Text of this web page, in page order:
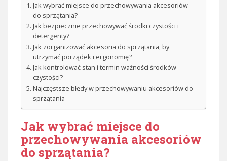
Jak wybrać miejsce do przechowywania akcesoriów
do sprzątania?
Jak bezpiecznie przechowywać środki czystości i
detergenty?
Jak zorganizować akcesoria do sprzątania, by
utrzymać porządek i ergonomię?
Jak kontrolować stan i termin ważności środków
czystości?
Najczęstsze błędy w przechowywaniu akcesoriów do
sprzątania
Jak wybrać miejsce do
przechowywania akcesoriów
do sprzątania?